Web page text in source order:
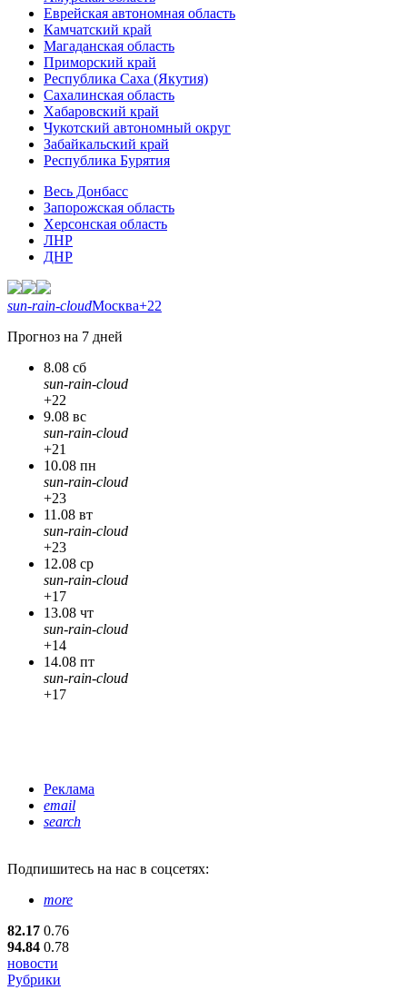
Еврейская автономная область
Камчатский край
Магаданская область
Приморский край
Республика Саха (Якутия)
Сахалинская область
Хабаровский край
Чукотский автономный округ
Забайкальский край
Республика Бурятия
Весь Донбасс
Запорожская область
Херсонская область
ЛНР
ДНР
sun-rain-cloudМосква+22
Прогноз на 7 дней
8.08 сб
sun-rain-cloud
+22
9.08 вс
sun-rain-cloud
+21
10.08 пн
sun-rain-cloud
+23
11.08 вт
sun-rain-cloud
+23
12.08 ср
sun-rain-cloud
+17
13.08 чт
sun-rain-cloud
+14
14.08 пт
sun-rain-cloud
+17
Реклама
email
search
Подпишитесь на нас в соцсетях:
more
82.17 0.76
94.84 0.78
новости
Рубрики